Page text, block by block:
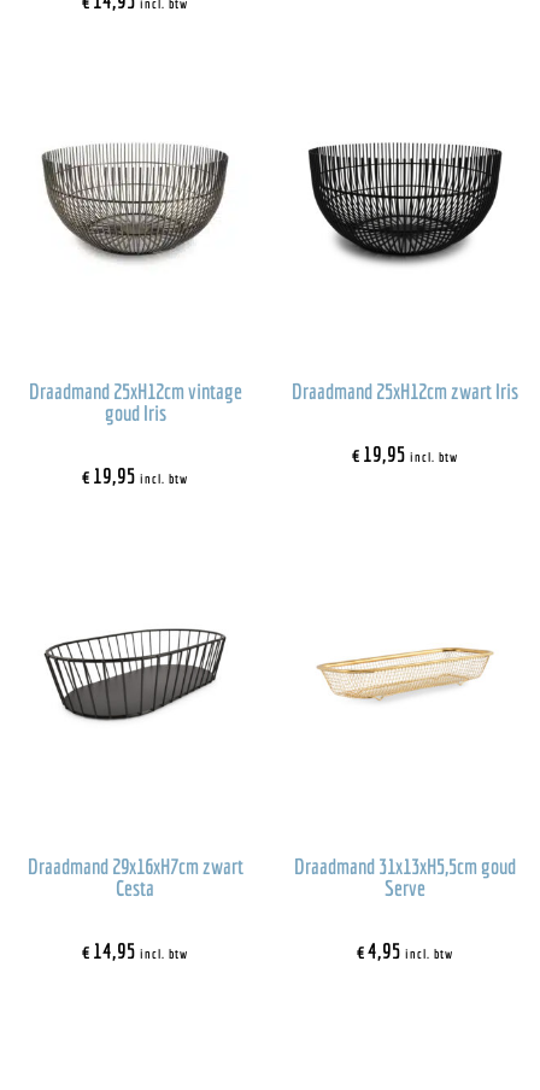
incl. btw
Draadmand 25xH12cm vintage
goud Iris
€19,95 incl. btw
Draadmand 25xH12cm zwart Iris
€19,95 incl. btw
Draadmand 29x16xH7cm zwart
Cesta
€14,95 incl. btw
Draadmand 31x13xH5,5cm goud
Serve
€4,95 incl. btw